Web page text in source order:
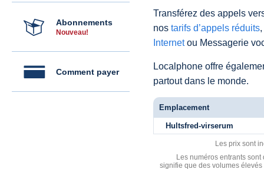
Abonnements
Nouveau!
Comment payer
Transférez des appels
nos tarifs d’appels réduits
Internetou Messagerie
Localphone offre
partout dans le monde.
Emplacement
Hultsfred-virserum
Les prix sont
Les numéros entrants
signifie que des volumes